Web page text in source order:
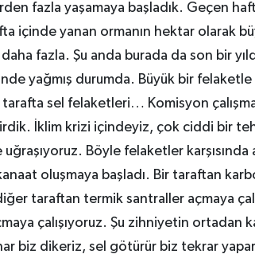
fazla yaşamaya başladık. Geçen
içinde yanan ormanın hektar olarak
fazla. Şu anda burada da son bir
yağmış durumda. Büyük bir felaketle
sel felaketleri… Komisyon
İklim krizi içindeyiz, çok ciddi bir
Böyle felaketler
oluşmaya başladı. Bir taraftan
taraftan termik santraller açmaya
çalışıyoruz. Şu zihniyetin ortadan
biz dikeriz, sel götürür biz tekrar